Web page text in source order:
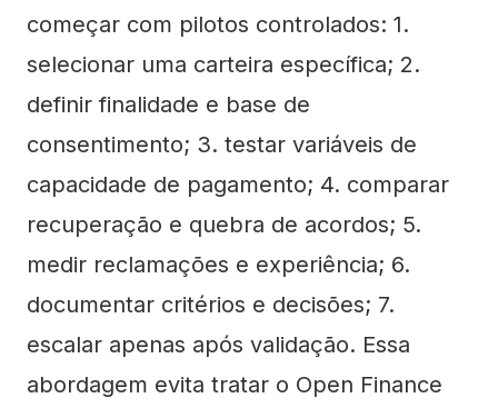
começar com pilotos controlados: 1.
selecionar uma carteira específica; 2.
definir finalidade e base de
consentimento; 3. testar variáveis de
capacidade de pagamento; 4. comparar
recuperação e quebra de acordos; 5.
medir reclamações e experiência; 6.
documentar critérios e decisões; 7.
escalar apenas após validação. Essa
abordagem evita tratar o Open Finance